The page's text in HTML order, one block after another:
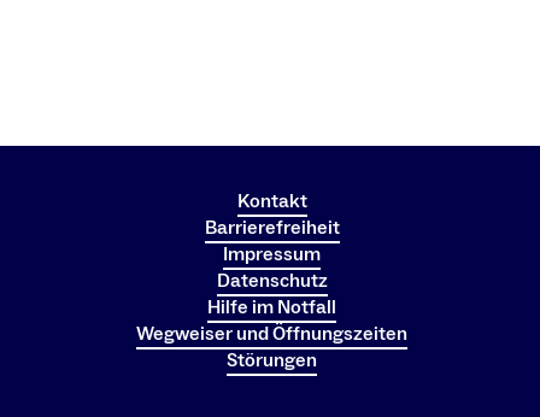
Kontakt
Barrierefreiheit
Impressum
Datenschutz
Hilfe im Notfall
Wegweiser und Öffnungszeiten
Störungen